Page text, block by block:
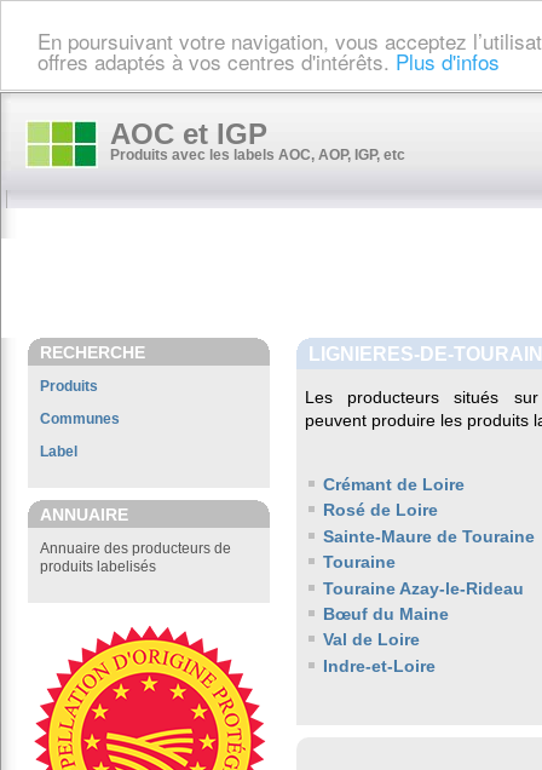
En poursuivant votre navigation, vous acceptez
offres adaptés à vos centres d'intérêts. Plus d'infos
AOC et IGP
Produits avec les labels AOC, AOP, IGP, etc
RECHERCHE
Produits
Communes
Label
ANNUAIRE
Annuaire des producteurs de
produits labelisés
LIGNIERES-DE-
Les producteurs situés
peuvent produire les produits
Crémant de Loire
Rosé de Loire
Sainte-Maure de Touraine
Touraine
Touraine Azay-le-Rideau
Bœuf du Maine
Val de Loire
Indre-et-Loire